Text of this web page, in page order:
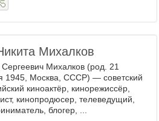
Михалков
Сергеевич Михалков (род. 21
1945, Москва, СССР) — советский
киноактёр, кинорежиссёр,
кинопродюсер, телеведущий,
блогер, ...